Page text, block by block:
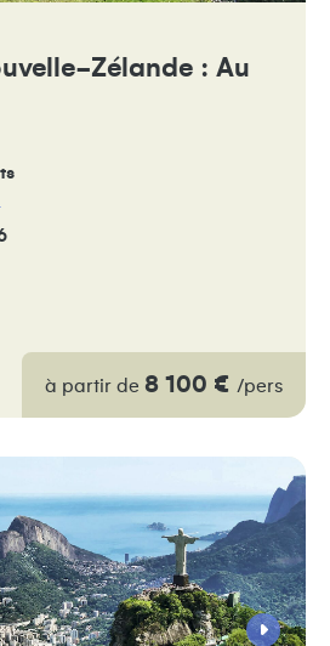
Zélande : Au
à partir de 8 100 € /pers